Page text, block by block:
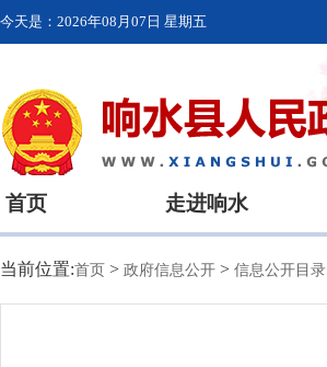
今天是： 2026年08月07日 星期五
首页 走进响水
当前位置:首页 > 政府信息公开 > 信息公开目录